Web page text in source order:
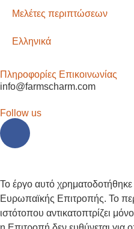
Μελέτες περιπτώσεων
Ελληνικά
Πληροφορίες Επικοινωνίας
info@farmscharm.com
Follow us
Το έργο αυτό
Ευρωπαϊκής Επιτροπής. Το
ιστότοπου αντικατοπτρίζει